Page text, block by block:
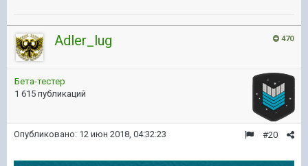
470
Adler_lug
Бета-тестер
1 615 публикаций
#20
Опубликовано: 12 июн 2018, 04:32:23